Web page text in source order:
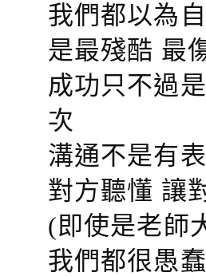
我們都以為
是最殘酷 最
成功只不過
次
溝通不是有
對方聽懂 讓
(即使是老師
我們都很愚